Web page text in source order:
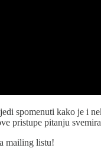
spomenuti kako je i
pristupe pitanju
mailing listu!